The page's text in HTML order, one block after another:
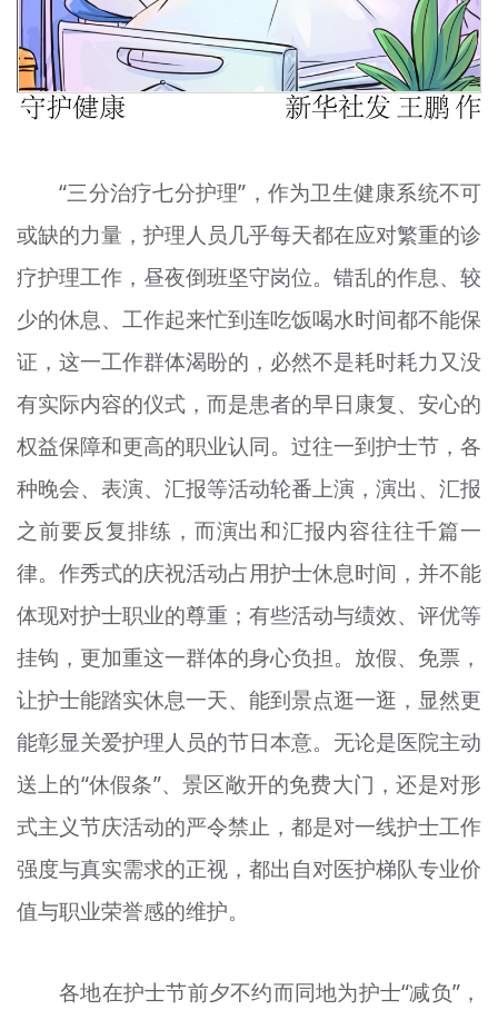
“三分治疗七分护理”，作为卫生健康系统不可
或缺的力量，护理人员几乎每天都在应对繁重的诊
疗护理工作，昼夜倒班坚守岗位。错乱的作息、较
少的休息、工作起来忙到连吃饭喝水时间都不能保
证，这一工作群体渴盼的，必然不是耗时耗力又没
有实际内容的仪式，而是患者的早日康复、安心的
权益保障和更高的职业认同。过往一到护士节，各
种晚会、表演、汇报等活动轮番上演，演出、汇报
之前要反复排练，而演出和汇报内容往往千篇一
律。作秀式的庆祝活动占用护士休息时间，并不能
体现对护士职业的尊重；有些活动与绩效、评优等
挂钩，更加重这一群体的身心负担。放假、免票，
让护士能踏实休息一天、能到景点逛一逛，显然更
能彰显关爱护理人员的节日本意。无论是医院主动
送上的“休假条”、景区敞开的免费大门，还是对形
式主义节庆活动的严令禁止，都是对一线护士工作
强度与真实需求的正视，都出自对医护梯队专业价
值与职业荣誉感的维护。
各地在护士节前夕不约而同地为护士“减负”，